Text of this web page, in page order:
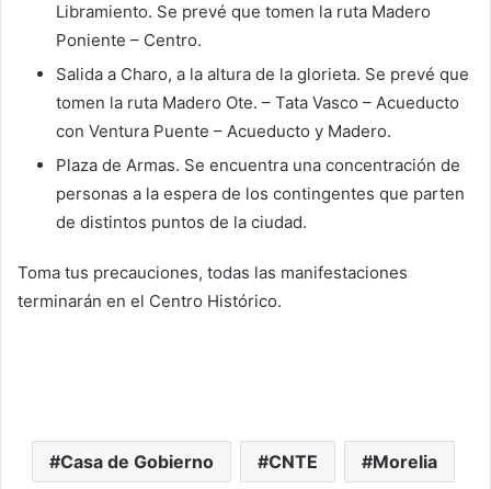
Libramiento. Se prevé que tomen la ruta Madero
Poniente – Centro.
Salida a Charo, a la altura de la glorieta. Se prevé que
tomen la ruta Madero Ote. – Tata Vasco – Acueducto
con Ventura Puente – Acueducto y Madero.
Plaza de Armas. Se encuentra una concentración de
personas a la espera de los contingentes que parten
de distintos puntos de la ciudad.
Toma tus precauciones, todas las manifestaciones
terminarán en el Centro Histórico.
Casa de Gobierno CNTE Morelia